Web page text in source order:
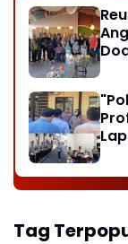
Tag